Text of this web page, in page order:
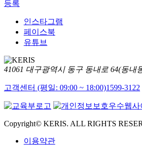
등록
인스타그램
페이스북
유튜브
41061 대구광역시 동구 동내로 64(동내
고객센터 (평일: 09:00 ~ 18:00)1599-3122
Copyright© KERIS. ALL RIGHTS
이용약관